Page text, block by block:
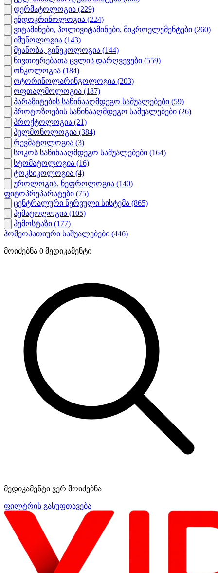
დერმატოლოგია (229)
ენდოკრინოლოგია (224)
ვიტამინები, პოლივიტამინები, მიკროელემენტები (260)
იმუნოლოგია (143)
მეანობა, გინეკოლოგია (144)
ნივთიერებათა ცვლის დარღვევები (559)
ონკოლოგია (184)
ოტორინოლარინგოლოგია (203)
ოფთალმოლოგია (187)
პარაზიტების საწინააღმდეგო საშუალებები (59)
პროტოზოების საწინააღმდეგო საშუალებები (26)
პროქტოლოგია (21)
პულმონოლოგია (384)
რევმატოლოგია (3)
სოკოს საწინააღმდეგო საშუალებები (164)
სტომატოლოგია (16)
ტოკსიკოლოგია (4)
უროლოგია, ნეფროლოგია (140)
ფიტოპრეპარატები (75)
ცენტრალური ნერვული სისტემა (865)
ჰემატოლოგია (105)
ჰემოსტაზი (177)
ჰომეოპათიური საშუალებები (446)
მოიძებნა 0 მედიკამენტი
მედიკამენტი ვერ მოიძებნა
ფილტრის გასუფთავება